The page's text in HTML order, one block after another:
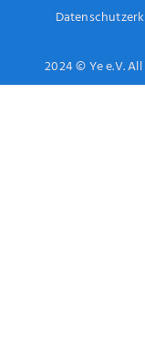
2024 © Ye e.V.